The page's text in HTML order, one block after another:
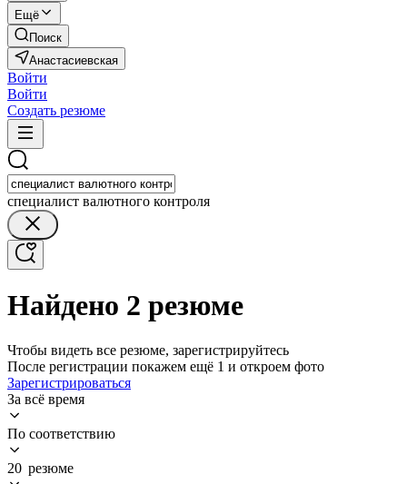
Ещё
Поиск
Анастасиевская
Войти
Войти
Создать резюме
специалист валютного контроля
Найдено 2 резюме
Чтобы видеть все резюме, зарегистрируйтесь
После регистрации покажем ещё 1 и откроем фото
Зарегистрироваться
За всё время
По соответствию
20 резюме